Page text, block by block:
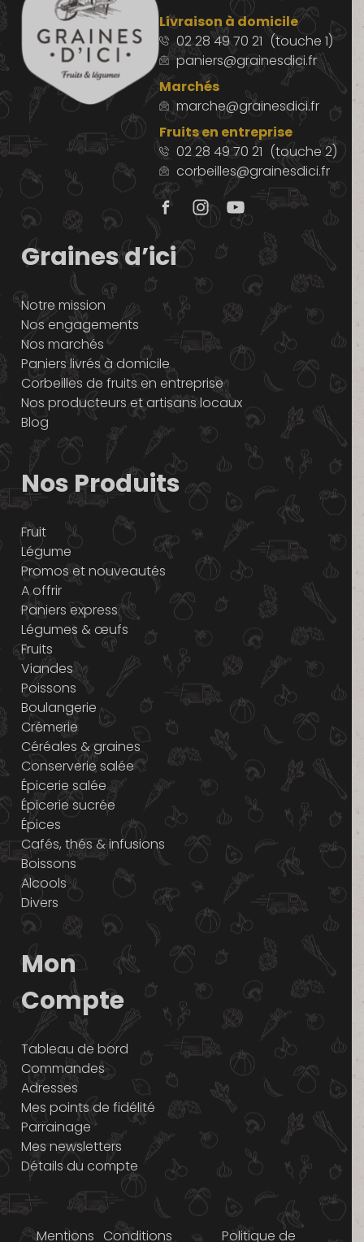
Livraison à domicile
02 28 49 70 21 (touche 1)
paniers@grainesdici.fr
Marchés
marche@grainesdici.fr
Fruits en entreprise
02 28 49 70 21 (touche 2)
corbeilles@grainesdici.fr
Graines d’ici
Notre mission
Nos engagements
Nos marchés
Paniers livrés à domicile
Corbeilles de fruits en entreprise
Nos producteurs et artisans locaux
Blog
Nos Produits
Fruit
Légume
Promos et nouveautés
A offrir
Paniers express
Légumes & œufs
Fruits
Viandes
Poissons
Boulangerie
Crémerie
Céréales & graines
Conserverie salée
Épicerie salée
Épicerie sucrée
Épices
Cafés, thés & infusions
Boissons
Alcools
Divers
Mon
Compte
Tableau de bord
Commandes
Adresses
Mes points de fidélité
Parrainage
Mes newsletters
Détails du compte
Mentions Conditions Politique de